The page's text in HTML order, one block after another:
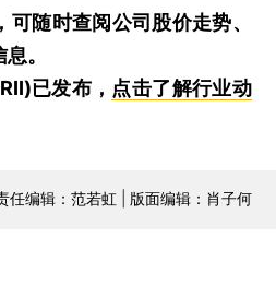
，可随时查阅公司股价走势、
。
已发布， 点击了解行业动
任编辑：范若虹 | 版面编辑：肖子何